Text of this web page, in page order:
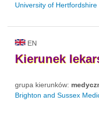
University of Hertfordshire
EN
Kierunek
grupa kierunków:
Brighton and Sussex